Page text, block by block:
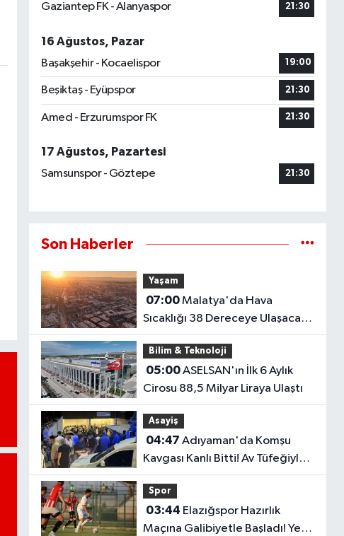
Gaziantep FK - Alanyaspor 21:30
16 Ağustos, Pazar
Başakşehir - Kocaelispor
19:00
Beşiktaş - Eyüpspor 21:30
Amed - Erzurumspor FK 21:30
17 Ağustos, Pazartesi
Samsunspor - Göztepe
21:30
Son Haberler
Yaşam
07:00Malatya'da Hava
Sıcaklığı 38 Dereceye Ulaşacak!
İşte İlçe İlçe Hava Durumu
Bilim & Teknoloji
05:00ASELSAN'ın İlk 6 Aylık
Cirosu 88,5 Milyar Liraya Ulaştı
Asayiş
04:47
Kavgası Kanlı Bitti! Av Tüfeğiyle
Ateş Açtı: 1 Ölü, 1 Yaralı
Spor
03:44
Maçına Galibiyetle Başladı! Yeni